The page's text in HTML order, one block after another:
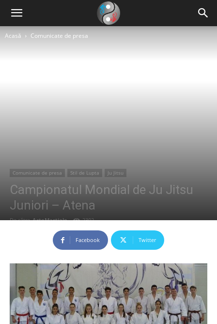
Acasă Comunicate de presa
Comunicate de presa Stil de Lupta Ju Jitsu
Campionatul Mondial de Ju Jitsu
Juniori – Atena
De către ArteMartiale - 2302
Facebook Twitter